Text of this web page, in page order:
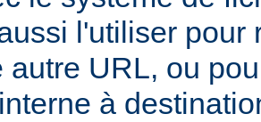
l'utiliser pour
autre URL, ou
à